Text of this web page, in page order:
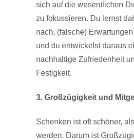
sich auf die wesentlichen
zu fokussieren. Du lernst
nach, (falsche)
und du entwickelst daraus
nachhaltige Zufriedenheit
Festigkeit.
3. Großzügigkeit und
Schenken ist oft schöner,
werden. Darum ist